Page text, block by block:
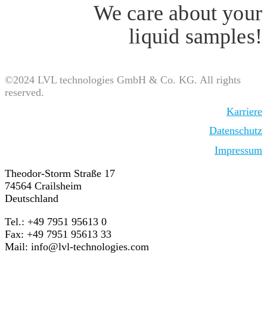
We care about your
liquid samples!
©2024 LVL technologies GmbH & Co. KG. All rights
reserved.
Karriere
Datenschutz
Impressum
Theodor-Storm Straße 17
74564 Crailsheim
Deutschland
Tel.: +49 7951 95613 0
Fax: +49 7951 95613 33
Mail: info@lvl-technologies.com